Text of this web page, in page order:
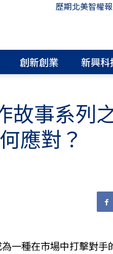
歷期北美智權報
創新創業 新興科
故事系列
應對？
一種在市場中打擊對手